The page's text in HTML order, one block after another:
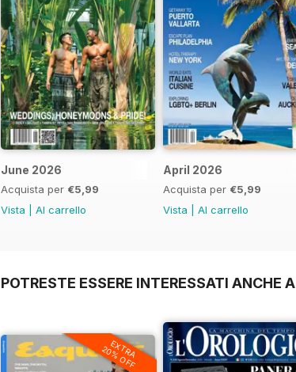
June 2026
Acquista per €5,99
Vista
Al carrello
April 2026
Acquista per €5,99
Vista
Al carrello
POTRESTE ESSERE INTERESSATI ANCHE A
EXTRA
20% OFF